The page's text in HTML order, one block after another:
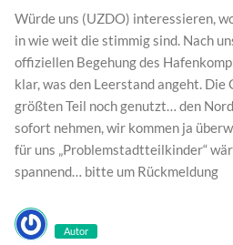
Würde uns (UZDO) interessieren,
in wie weit die stimmig sind. Nach
offiziellen Begehung des
klar, was den Leerstand angeht. Die
größten Teil noch genutzt… den
sofort nehmen, wir kommen ja
für uns „Problemstadtteilkinder“
spannend… bitte um Rückmeldung
Autor